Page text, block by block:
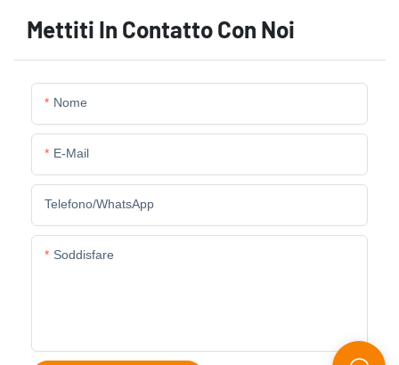
Mettiti In Contatto Con Noi
Nome
E-Mail
Telefono/WhatsApp
Soddisfare